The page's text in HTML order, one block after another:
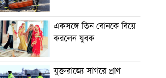
একসঙ্গে তিন বোনকে বিয়ে
করলেন যুবক
যুক্তরাজ্যে সাগরে প্রাণ